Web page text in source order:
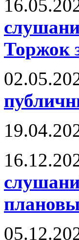
Торжок